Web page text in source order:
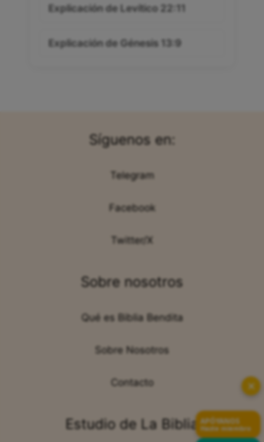
Explicación de Levítico 22:11
Explicación de Génesis 13:9
Síguenos en:
Telegram
Facebook
Twitter/X
Sobre nosotros
Qué es Biblia Bendita
Sobre Nosotros
Contacto
Estudio de La Biblia
✕
APÓYANOS
Hazte miembro